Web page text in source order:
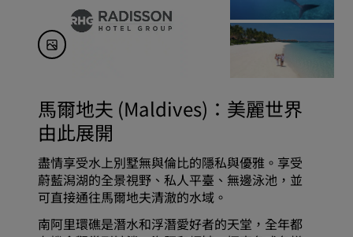
馬爾地夫 (Maldives)：美麗世界
由此展開
盡情享受水上別墅無與倫比的隱私與優雅。享受
蔚藍潟湖的全景視野、私人平臺、無邊泳池，並
可直接通往馬爾地夫清澈的水域。
南阿里環礁是潛水和浮潛愛好者的天堂，全年都